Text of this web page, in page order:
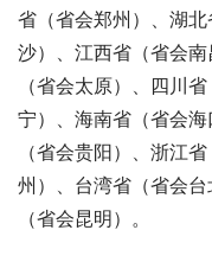
省（省会郑州）、湖
沙）、江西省（省会
（省会太原）、四川
宁）、海南省（省会
（省会贵阳）、浙江
州）、台湾省（省会
（省会昆明）。